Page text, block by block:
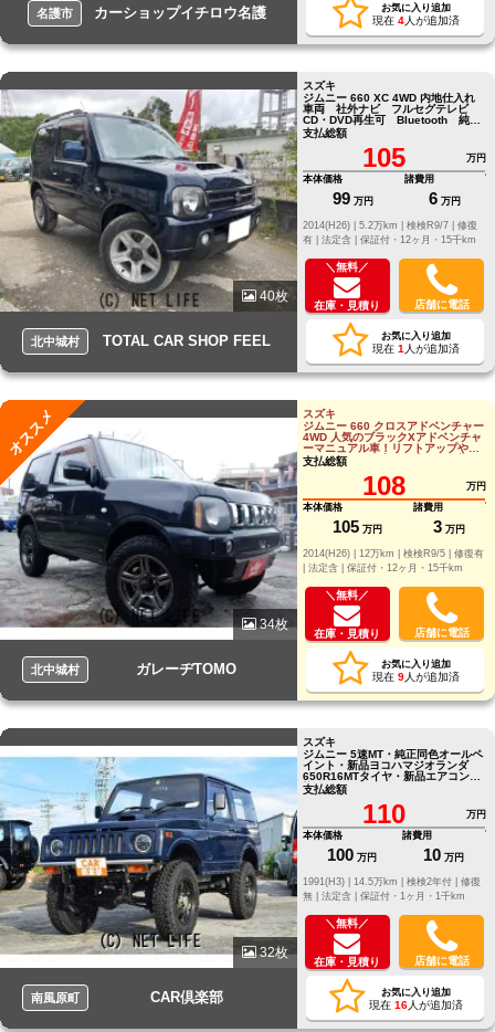
名護市 カーショップイチロウ名護 お気に入り追加
現在 4人が追加済
40枚
北中城村 TOTAL CAR SHOP FEEL
スズキ
ジムニー 660 XC 4WD 内地仕入れ
車両 社外ナビ フルセグテレビ
CD・DVD再生可 Bluetooth 純正
16インチ
支払総額
105
万円
本体価格
99 万円
諸費用
6 万円
修復
有 | 法定含 | 保証付・12ヶ月・15千km
＼無料／
在庫・見積り 店舗に電話
お気に入り追加
現在 1 人が追加済
オススメ
34枚
北中城村 ガレーヂTOMO
スズキ
ジムニー 660 クロスアドベンチャー
4WD 人気のブラックXアドベンチャ
ーマニュアル車！リフトアップやツ
イーターなど、音にも走りにも拘っ
たジムニ
支払総額
108
万円
本体価格
105 万円
諸費用
3 万円
修復有
法定含 | 保証付・12ヶ月・15千km
＼無料／
在庫・見積り 店舗に電話
お気に入り追加
現在 9人が追加済
32枚
南風原町 CAR倶楽部
スズキ
ジムニー 5速MT・純正同色オールペ
イント・新品ヨコハマジオランダ
650R16MTタイヤ・新品エアコン交
換・3.5インチリフトアッ
支払総額
110
万円
本体価格
100 万円
諸費用
10 万円
修復
無 | 法定含 | 保証付・1ヶ月・1千km
＼無料／
在庫・見積り 店舗に電話
お気に入り追加
現在 16人が追加済